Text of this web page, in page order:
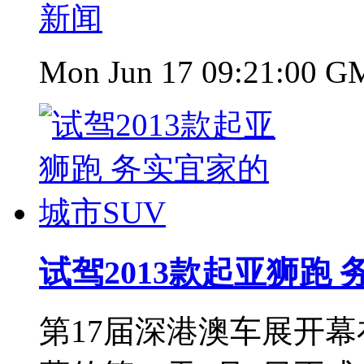
新闻
Mon Jun 17 09:21:00
试驾2013款起亚狮跑
第17届深港澳车展开